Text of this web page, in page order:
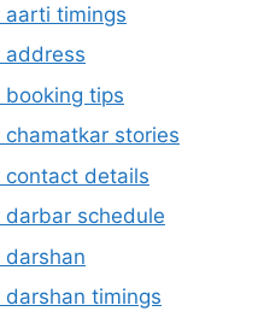
aarti timings
address
booking tips
chamatkar stories
contact details
darbar schedule
darshan
darshan timings